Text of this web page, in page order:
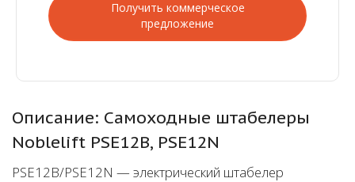
Получить коммерческое
предложение
Описание: Самоходные штабелеры
Noblelift PSE12B, PSE12N
PSE12B/PSE12N — электрический штабелер